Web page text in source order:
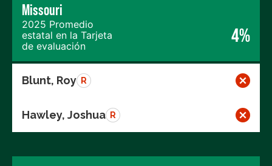
Missouri
2025 Promedio
estatal en la Tarjeta
de evaluación
4%
Blunt, Roy R
Hawley, Joshua R